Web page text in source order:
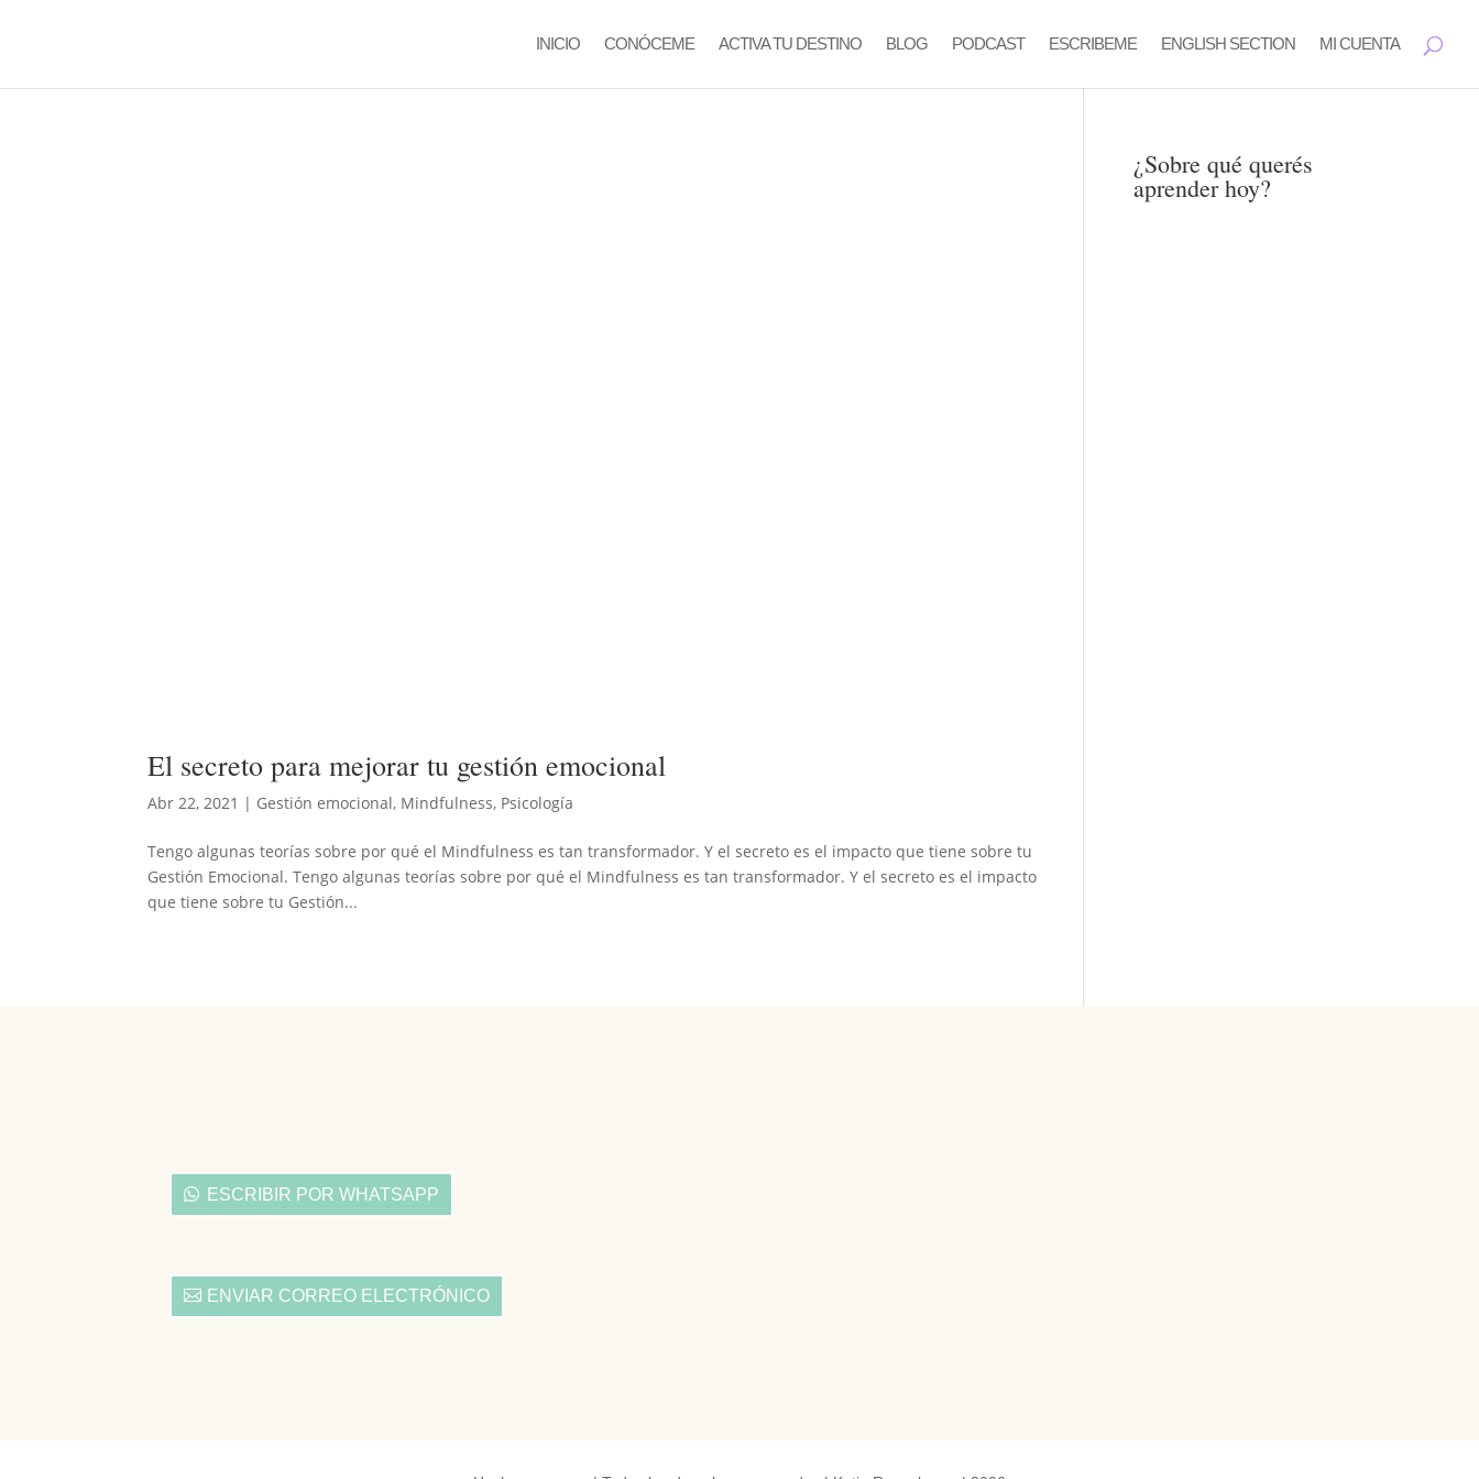
INICIO CONÓCEME ACTIVA TU DESTINO BLOG PODCAST ESCRIBEME ENGLISH SECTION MI CUENTA
El secreto para mejorar tu gestión emocional
Abr 22, 2021 | Gestión emocional, Mindfulness, Psicología
Tengo algunas teorías sobre por qué el Mindfulness es tan transformador. Y el secreto es el impacto que tiene sobre tu
Gestión Emocional. Tengo algunas teorías sobre por qué el Mindfulness es tan transformador. Y el secreto es el impacto
que tiene sobre tu Gestión...
¿Sobre qué querés
aprender hoy?
ESCRIBIR POR WHATSAPP
ENVIAR CORREO ELECTRÓNICO